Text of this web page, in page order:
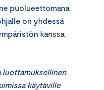
puolueettomana
on yhdessä
kanssa
luottamuksellinen
käytäville